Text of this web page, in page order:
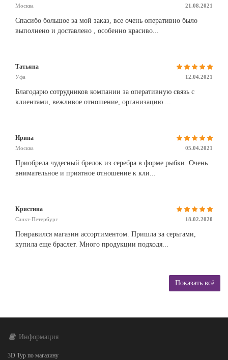
Москва 21.08.2021
Спасибо большое за мой заказ, все очень оперативно было
выполнено и доставлено , особенно красиво...
Татьяна
Уфа 12.04.2021
Благодарю сотрудников компании за оперативную связь с
клиентами, вежливое отношение, организацию ...
Ирина
Москва 05.04.2021
Приобрела чудесный брелок из серебра в форме рыбки. Очень
внимательное и приятное отношение к кли...
Кристина
Санкт-Петербург 18.02.2020
Понравился магазин ассортиментом. Пришла за серьгами,
купила еще браслет. Много продукции подходя...
Показать всё
Информация
3D Тур по магазину